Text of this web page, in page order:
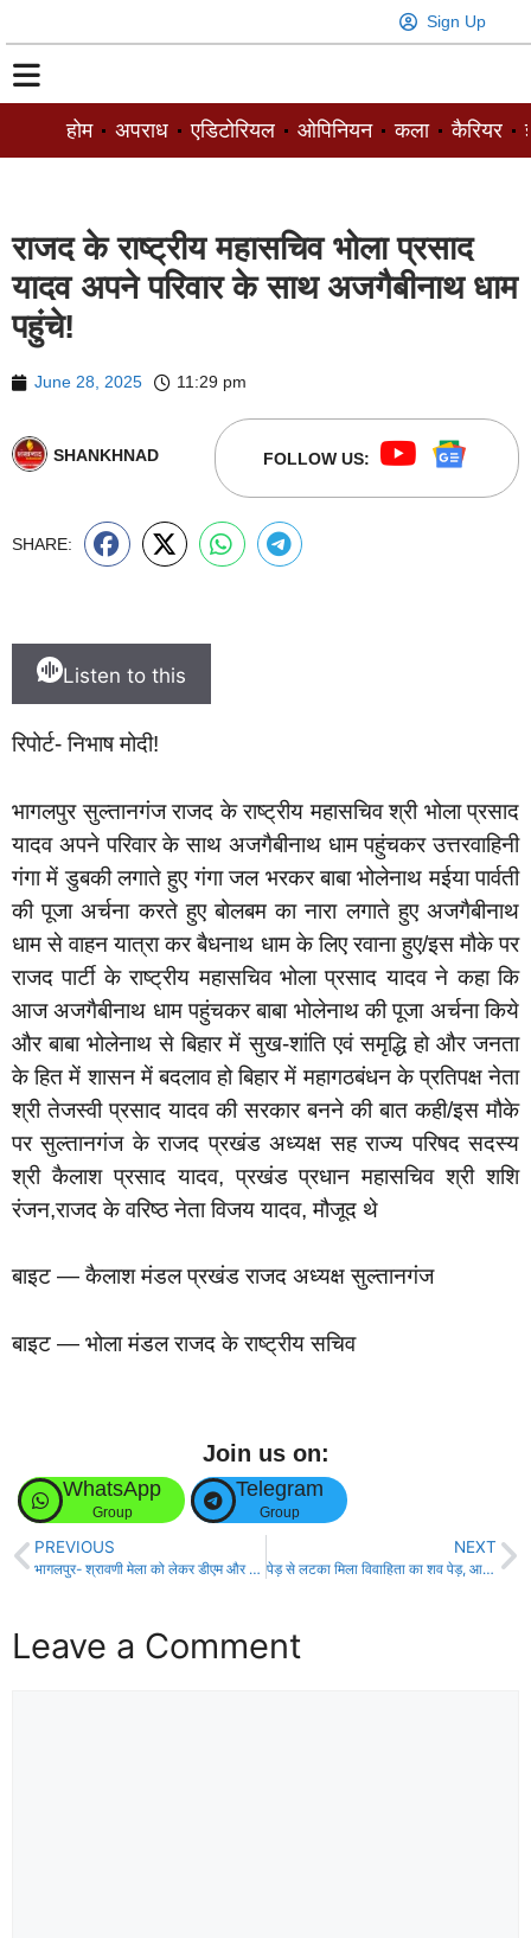
Sign Up
होम अपराध एडिटोरियल ओपिनियन कला कैरियर
राजद के राष्ट्रीय महासचिव भोला प्रसाद
यादव अपने परिवार के साथ अजगैबीनाथ धाम
पहुंचे!
June 28, 2025 11:29 pm
SHANKHNAD FOLLOW US:
SHARE:
Listen to this
रिपोर्ट- निभाष मोदी!
भागलपुर सुल्तानगंज राजद के राष्ट्रीय महासचिव श्री भोला प्रसाद
यादव अपने परिवार के साथ अजगैबीनाथ धाम पहुंचकर उत्तरवाहिनी
गंगा में डुबकी लगाते हुए गंगा जल भरकर बाबा भोलेनाथ मईया पार्वती
की पूजा अर्चना करते हुए बोलबम का नारा लगाते हुए अजगैबीनाथ
धाम से वाहन यात्रा कर बैधनाथ धाम के लिए रवाना हुए/इस मौके पर
राजद पार्टी के राष्ट्रीय महासचिव भोला प्रसाद यादव ने कहा कि
आज अजगैबीनाथ धाम पहुंचकर बाबा भोलेनाथ की पूजा अर्चना किये
और बाबा भोलेनाथ से बिहार में सुख-शांति एवं समृद्धि हो और जनता
के हित में शासन में बदलाव हो बिहार में महागठबंधन के प्रतिपक्ष नेता
श्री तेजस्वी प्रसाद यादव की सरकार बनने की बात कही/इस मौके
पर सुल्तानगंज के राजद प्रखंड अध्यक्ष सह राज्य परिषद सदस्य
श्री कैलाश प्रसाद यादव, प्रखंड प्रधान महासचिव श्री शशि
रंजन,राजद के वरिष्ठ नेता विजय यादव, मौजूद थे
बाइट — कैलाश मंडल प्रखंड राजद अध्यक्ष सुल्तानगंज
बाइट — भोला मंडल राजद के राष्ट्रीय सचिव
Join us on:
WhatsApp
Group
Telegram
Group
PREVIOUS
भागलपुर- श्रावणी मेला को लेकर डीएम और एसएसपी ने की बैठक!
NEXT
पेड़ से लटका मिला विवाहिता का शव पेड़, आत्महत्या या साजिश जांच में जुटी पुलिस!
Leave a Comment